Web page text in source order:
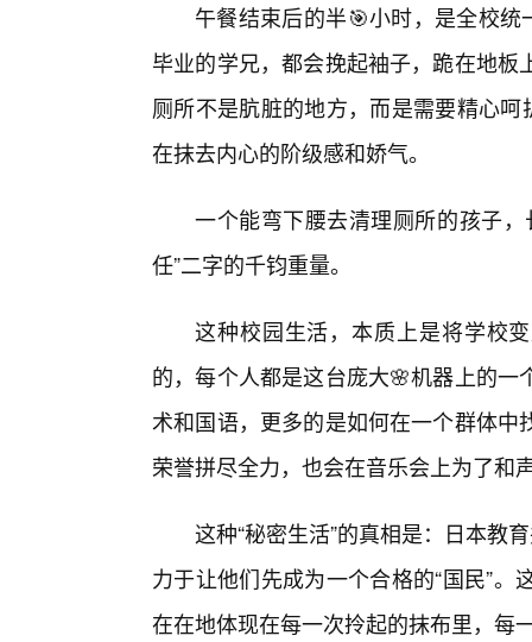
午餐结束后的半🎯小时，是全校统
毕业的学兄，都会挽起袖子，跪在地
厕所不是肮脏的地方，而是需要精心
在抹去内心的阶级感和娇气。
一个能弯下腰去清理厕所的孩子
任”二字的千钧重量。
这种校园生活，本质上是将学校
的，每个人都是这台庞大🌸机器上的
术和国语，更多的是如何在一个群体
荣誉拼尽全力，也会在音乐会上为了和
这种“秘密生活”的真相是：日本教
力于让他们先成为一个合格的“国民”
在在地体现在每一次拎起的抹布里，每